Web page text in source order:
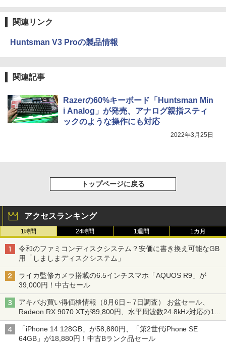
関連リンク
Huntsman V3 Proの製品情報
関連記事
Razerの60%キーボード「Huntsman Min
i Analog」が発売、アナログ親指スティ
ックのような操作にも対応
2022年3月25日
トップページに戻る
アクセスランキング
1時間 24時間 1週間 1カ月
令和のファミコンディスクシステム？安価に書き換え可能なGB
用「しましまディスクシステム」
ライカ監修カメラ搭載の6.5インチスマホ「AQUOS R9」が
39,000円！中古セール
アキバお買い得価格情報（8月6日～7日調査） お盆セール、
Radeon RX 9070 XTが89,800円、水平周波数24.8kHz対応の17
型モニターが9,801円、暑さ指数連動セール ほか
「iPhone 14 128GB」が58,880円、「第2世代iPhone SE
64GB」が18,880円！中古Bランク品セール